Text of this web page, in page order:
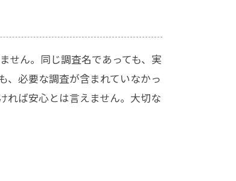
せん。同じ調査名であっても、実
、必要な調査が含まれていなかっ
れば安心とは言えません。大切な